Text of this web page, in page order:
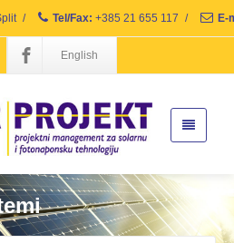
/ Tel/Fax: +385 21 655 117 / E-
English